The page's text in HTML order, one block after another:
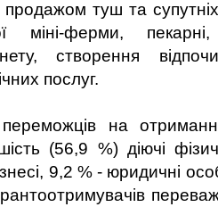
туш та супутніх
міні-ферми,
створення
послуг.
на
(56,9 %) діючі
9,2 % - юридичні